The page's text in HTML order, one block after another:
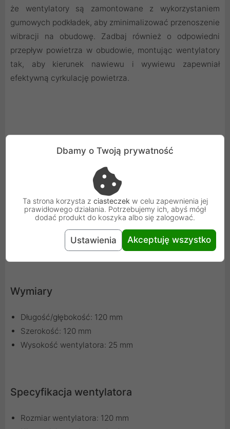
że wentylatory są zamontowane z wykorzystaniem
gumowych podkładek, aby zminimalizować przenoszenie
wibracji na obudowę. Zadbaj również o odpowiedni
przepływ powietrza w obudowie, montując wentylatory
tak, aby kierunek nawiewu i wywiewu zapewniał
efektywną cyrkulację powietrza.
Specyfikacja
Główny kolor: czarny
Kolor ramki wentylatora: czarny
Kolor wirnika wentylatora: czarny
Wymiary
Długość/głębokość: 120 mm
Szerokość: 120 mm
Wysokość wentylatora: 25 mm
Specyfikacja wentylatora
Rozmiar wentylatora: 120 mm
Dbamy o Twoją prywatność
Ta strona korzysta z ciasteczekw celu zapewnienia jej
prawidłowego działania. Potrzebujemy ich, abyś mógł
dodać produkt do koszyka albo się zalogować.
Ustawienia Akceptuję wszystko